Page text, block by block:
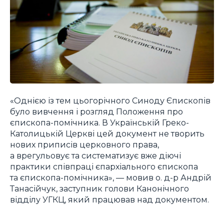
«Однією із тем цьогорічного Синоду Єпископів
було вивчення і розгляд Положення про
єпископа-помічника. В Українській Греко-
Католицькій Церкві цей документ не творить
нових приписів церковного права,
а врегульовує та систематизує вже діючі
практики співпраці єпархіального єпископа
та єпископа-помічника», — мовив о. д-р Андрій
Танасійчук, заступник голови Канонічного
відділу УГКЦ, який працював над документом.